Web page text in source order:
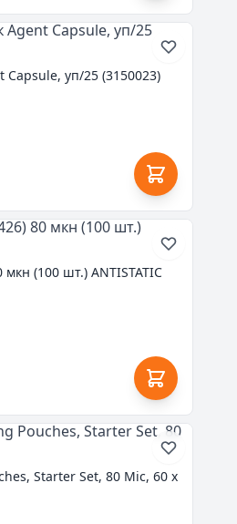
уп/25 (3150023)
(100 шт.) ANTISTATIC
Starter Set, 80 Mic, 60 x